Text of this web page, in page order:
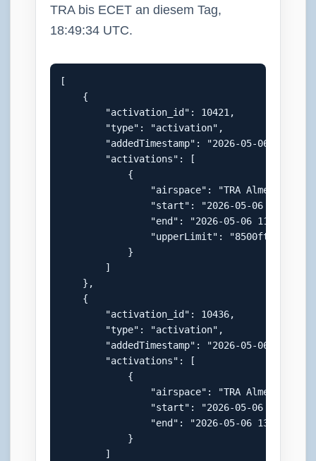
TRA bis ECET an diesem Tag,
18:49:34 UTC.
[
    {
        "activation_id": 10421,
        "type": "activation",
"addedTimestamp": "2026-05-06
        "activations": [
            {
                "airspace": "TRA Almenland",
"start": "2026-05-06
                "end": "2026-05-06 11:00:00",
                "upperLimit": "8500ft AMSL"
            }
        ]
    },
    {
        "activation_id": 10436,
        "type": "activation",
"addedTimestamp": "2026-05-06
        "activations": [
            {
                "airspace": "TRA Almenland",
"start": "2026-05-06
                "end": "2026-05-06 13:00:00"
            }
        ]